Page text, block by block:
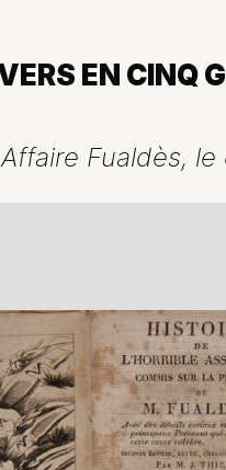
EN CINQ
Affaire Fualdès,